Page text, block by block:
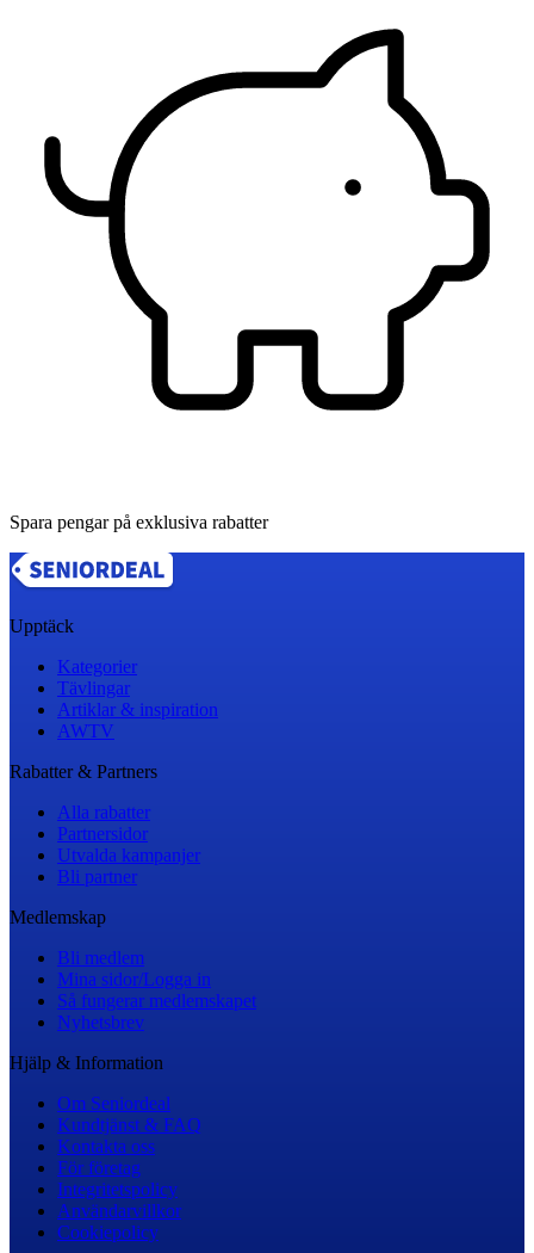
Spara pengar på exklusiva rabatter
Upptäck
Kategorier
Tävlingar
Artiklar & inspiration
AWTV
Rabatter & Partners
Alla rabatter
Partnersidor
Utvalda kampanjer
Bli partner
Medlemskap
Bli medlem
Mina sidor/Logga in
Så fungerar medlemskapet
Nyhetsbrev
Hjälp & Information
Om Seniordeal
Kundtjänst & FAQ
Kontakta oss
För företag
Integritetspolicy
Användarvillkor
Cookiepolicy